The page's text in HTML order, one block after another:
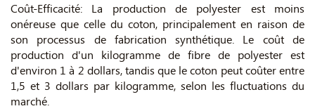
Coût-Efficacité: La production de polyester est moins
onéreuse que celle du coton, principalement en raison de
son processus de fabrication synthétique. Le coût de
production d'un kilogramme de fibre de polyester est
d'environ 1 à 2 dollars, tandis que le coton peut coûter entre
1,5 et 3 dollars par kilogramme, selon les fluctuations du
marché.